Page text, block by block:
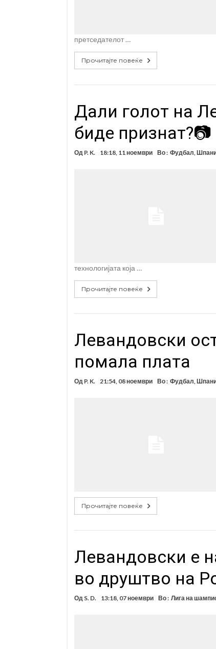
претседателот …
Прочитајте повеќе
Дали голот на
биде признат?📷
Од P. K. 18:18, 11 ноември Во : Фудбал
технологијата која …
Прочитајте повеќе
Левандовски
помала плата
Од P. K. 21:54, 08 ноември Во : Фудбал
Прочитајте повеќе
Левандовски е
во друштво на
Од S. D. 13:18, 07 ноември Во : Лига на